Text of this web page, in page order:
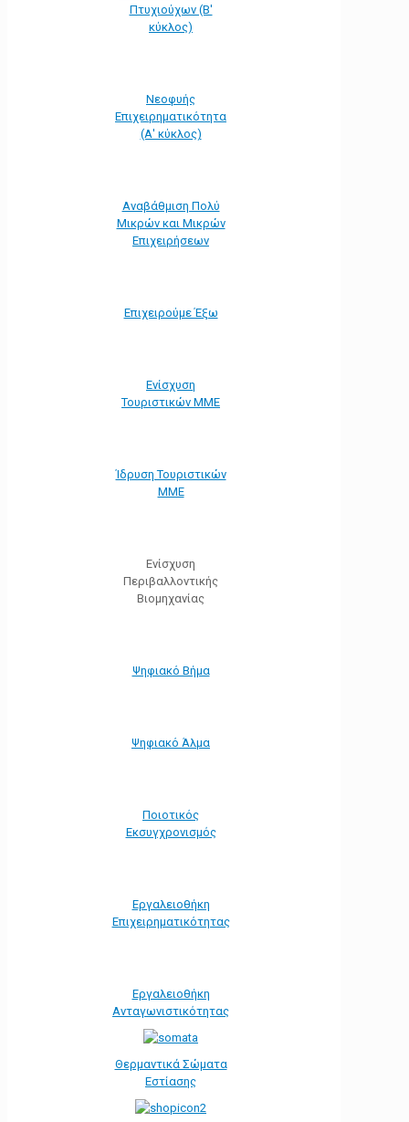
Πτυχιούχων (Β'
κύκλος)
Νεοφυής
Επιχειρηματικότητα
(Α' κύκλος)
Αναβάθμιση Πολύ
Μικρών και Μικρών
Επιχειρήσεων
Επιχειρούμε Έξω
Ενίσχυση
Τουριστικών ΜΜΕ
Ίδρυση Τουριστικών
ΜΜΕ
Ενίσχυση
Περιβαλλοντικής
Βιομηχανίας
Ψηφιακό Βήμα
Ψηφιακό Άλμα
Ποιοτικός
Εκσυγχρονισμός
Εργαλειοθήκη
Eπιχειρηματικότητας
Εργαλειοθήκη
Ανταγωνιστικότητας
Θερμαντικά Σώματα
Εστίασης